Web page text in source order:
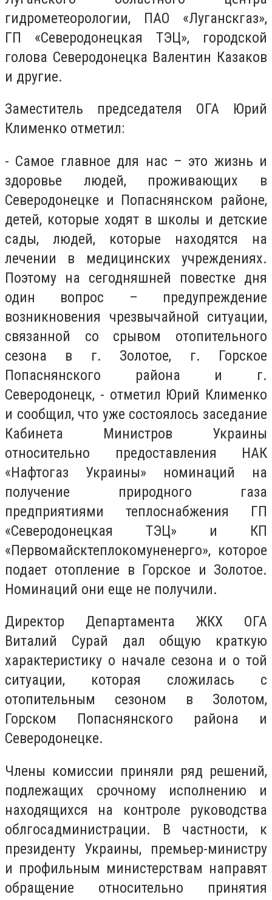
гидрометеорологии, ПАО «Луганскгаз»,
ГП «Северодонецкая ТЭЦ», городской
голова Северодонецка Валентин Казаков
и другие.
Заместитель председателя ОГА Юрий
Клименко отметил:
- Самое главное для нас – это жизнь и
здоровье людей, проживающих в
Северодонецке и Попаснянском районе,
детей, которые ходят в школы и детские
сады, людей, которые находятся на
лечении в медицинских учреждениях.
Поэтому на сегодняшней повестке дня
один вопрос – предупреждение
возникновения чрезвычайной ситуации,
связанной со срывом отопительного
сезона в г. Золотое, г. Горское
Попаснянского района и г.
Северодонецк, - отметил Юрий Клименко
и сообщил, что уже состоялось заседание
Кабинета Министров Украины
относительно предоставления НАК
«Нафтогаз Украины» номинаций на
получение природного газа
предприятиями теплоснабжения ГП
«Северодонецкая ТЭЦ» и КП
«Первомайсктеплокомуненерго», которое
подает отопление в Горское и Золотое.
Номинаций они еще не получили.
Директор Департамента ЖКХ ОГА
Виталий Сурай дал общую краткую
характеристику о начале сезона и о той
ситуации, которая сложилась с
отопительным сезоном в Золотом,
Горском Попаснянского района и
Северодонецке.
Члены комиссии приняли ряд решений,
подлежащих срочному исполнению и
находящихся на контроле руководства
облгосадминистрации. В частности, к
президенту Украины, премьер-министру
и профильным министерствам направят
обращение относительно принятия